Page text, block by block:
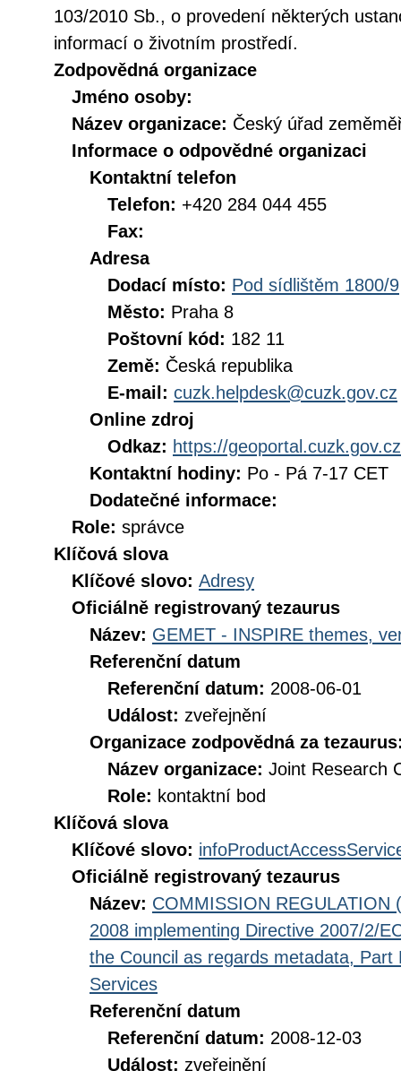
103/2010 Sb., o provedení některých
informací o životním prostředí.
Zodpovědná organizace
Jméno osoby:
Název organizace: Český úřad
Informace o odpovědné organizaci
Kontaktní telefon
Telefon: +420 284 044 455
Fax:
Adresa
Dodací místo: Pod sídlištěm 1800/9
Město: Praha 8
Poštovní kód: 182 11
Země: Česká republika
E-mail: cuzk.helpdesk@cuzk.gov.cz
Online zdroj
Odkaz: https://geoportal.cuzk.gov.cz
Kontaktní hodiny: Po - Pá 7-17 CET
Dodatečné informace:
Role: správce
Klíčová slova
Klíčové slovo: Adresy
Oficiálně registrovaný tezaurus
Název: GEMET - INSPIRE themes,
Referenční datum
Referenční datum: 2008-06-01
Událost: zveřejnění
Organizace zodpovědná za
Název organizace: Joint Research
Role: kontaktní bod
Klíčová slova
Klíčové slovo:
Oficiálně registrovaný tezaurus
Název: COMMISSION REGULATION
2008 implementing Directive 2007/2/
the Council as regards metadata,
Services
Referenční datum
Referenční datum: 2008-12-03
Událost: zveřejnění